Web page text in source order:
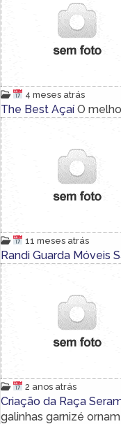
4 meses atrás
The Best Açaí O
11 meses atrás
Randi Guarda Móveis
2 anos atrás
Criação da Raça
galinhas garnizé